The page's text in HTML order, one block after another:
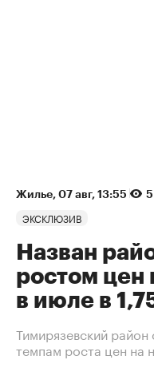
Жилье⁠, 07 авг, 13:55
ЭКСКЛЮЗИВ
Назван
ростом цен
в июле в
Тимирязевский
темпам роста цен на